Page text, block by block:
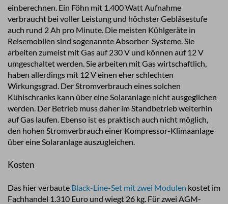
einberechnen. Ein Föhn mit 1.400 Watt Aufnahme
verbraucht bei voller Leistung und höchster Gebläsestufe
auch rund 2 Ah pro Minute. Die meisten Kühlgeräte in
Reisemobilen sind sogenannte Absorber-Systeme. Sie
arbeiten zumeist mit Gas auf 230 V und können auf 12 V
umgeschaltet werden. Sie arbeiten mit Gas wirtschaftlich,
haben allerdings mit 12 V einen eher schlechten
Wirkungsgrad. Der Stromverbrauch eines solchen
Kühlschranks kann über eine Solaranlage nicht ausgeglichen
werden. Der Betrieb muss daher im Standbetrieb weiterhin
auf Gas laufen. Ebenso ist es praktisch auch nicht möglich,
den hohen Stromverbrauch einer Kompressor-Klimaanlage
über eine Solaranlage auszugleichen.
Kosten
Das hier verbaute Black-Line-Set mit zwei Modulen kostet im
Fachhandel 1.310 Euro und wiegt 26 kg. Für zwei AGM-